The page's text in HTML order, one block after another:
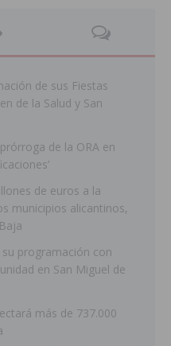
de sus Fiestas
de la Salud y San
de la ORA en
de euros a la
municipios alicantinos,
programación con
en San Miguel de
más de 737.000